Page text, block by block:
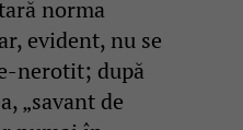
norma
evident, nu se
nerotit; după
„savant de